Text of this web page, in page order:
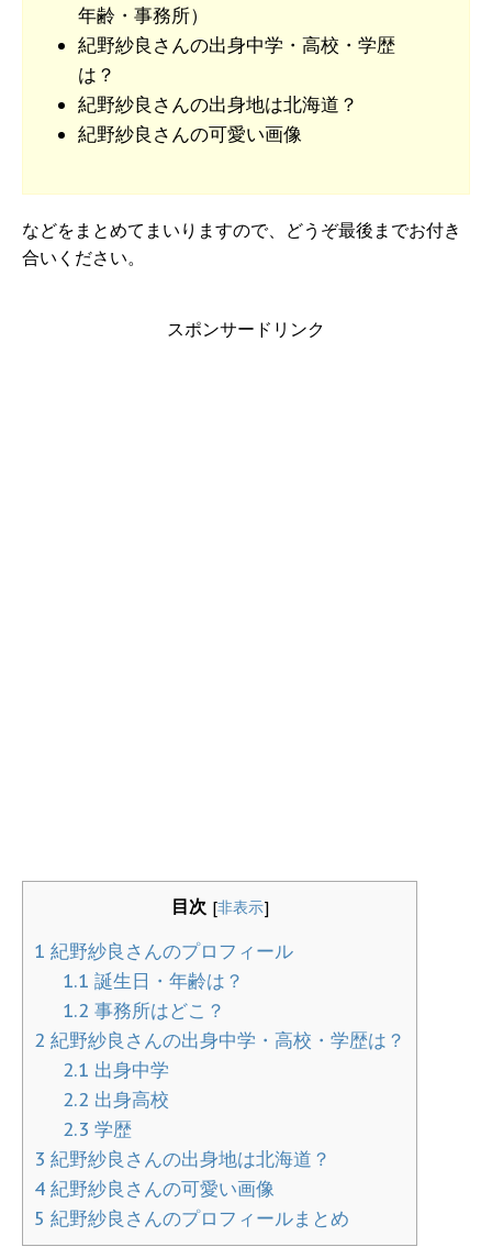
年齢・事務所）
紀野紗良さんの出身中学・高校・学歴
は？
紀野紗良さんの出身地は北海道？
紀野紗良さんの可愛い画像
などをまとめてまいりますので、どうぞ最後までお付き
合いください。
スポンサードリンク
目次 [非表示]
1 紀野紗良さんのプロフィール
1.1 誕生日・年齢は？
1.2 事務所はどこ？
2 紀野紗良さんの出身中学・高校・学歴は？
2.1 出身中学
2.2 出身高校
2.3 学歴
3 紀野紗良さんの出身地は北海道？
4 紀野紗良さんの可愛い画像
5 紀野紗良さんのプロフィールまとめ